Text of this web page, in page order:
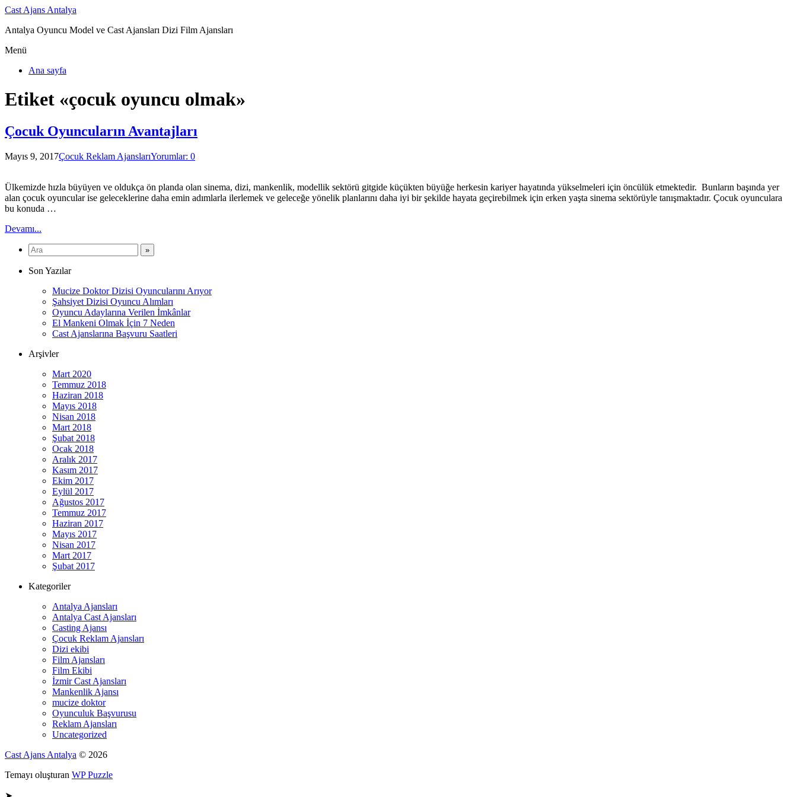
Cast Ajans Antalya
Antalya Oyuncu Model ve Cast Ajansları Dizi Film Ajansları
Menü
Ana sayfa
Etiket «çocuk oyuncu olmak»
Çocuk Oyuncuların Avantajları
Mayıs 9, 2017Çocuk Reklam AjanslarıYorumlar: 0
Ülkemizde hızla büyüyen ve oldukça ön planda olan sinema, dizi, mankenlik, modellik sektörü gitgide küçükten büyüğe herkesin kariyer hayatında yükselmeleri için öncülük etmektedir. Bunların başında yer
alan çocuk oyuncular ise geleceklerine daha emin adımlarla ilerlemek ve geleceğe yönelik planlarını daha iyi bir şekilde hayata geçirebilmek için erken yaşta sinema sektörüyle tanışmaktadır. Çocuk oyunculara
bu konuda …
Devamı...
Son Yazılar
Mucize Doktor Dizisi Oyuncularını Arıyor
Şahsiyet Dizisi Oyuncu Alımları
Oyuncu Adaylarına Verilen İmkânlar
El Mankeni Olmak İçin 7 Neden
Cast Ajanslarına Başvuru Saatleri
Arşivler
Mart 2020
Temmuz 2018
Haziran 2018
Mayıs 2018
Nisan 2018
Mart 2018
Şubat 2018
Ocak 2018
Aralık 2017
Kasım 2017
Ekim 2017
Eylül 2017
Ağustos 2017
Temmuz 2017
Haziran 2017
Mayıs 2017
Nisan 2017
Mart 2017
Şubat 2017
Kategoriler
Antalya Ajansları
Antalya Cast Ajansları
Casting Ajansı
Çocuk Reklam Ajansları
Dizi ekibi
Film Ajansları
Film Ekibi
İzmir Cast Ajansları
Mankenlik Ajansı
mucize doktor
Oyunculuk Başvurusu
Reklam Ajansları
Uncategorized
Cast Ajans Antalya © 2026
Temayı oluşturan WP Puzzle